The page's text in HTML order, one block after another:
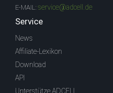
E-MAIL: service@adcell.de
Service
News
Affiliate-Lexikon
Download
API
Unterstütze ADCELL